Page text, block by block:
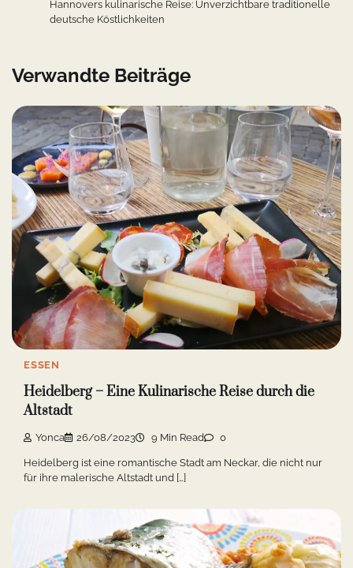
Hannovers kulinarische Reise: Unverzichtbare traditionelle
deutsche Köstlichkeiten
Verwandte Beiträge
ESSEN
Heidelberg – Eine Kulinarische Reise durch die
Altstadt
Yonca 26/08/2023 9 Min Read 0
Heidelberg ist eine romantische Stadt am Neckar, die nicht nur
für ihre malerische Altstadt und […]